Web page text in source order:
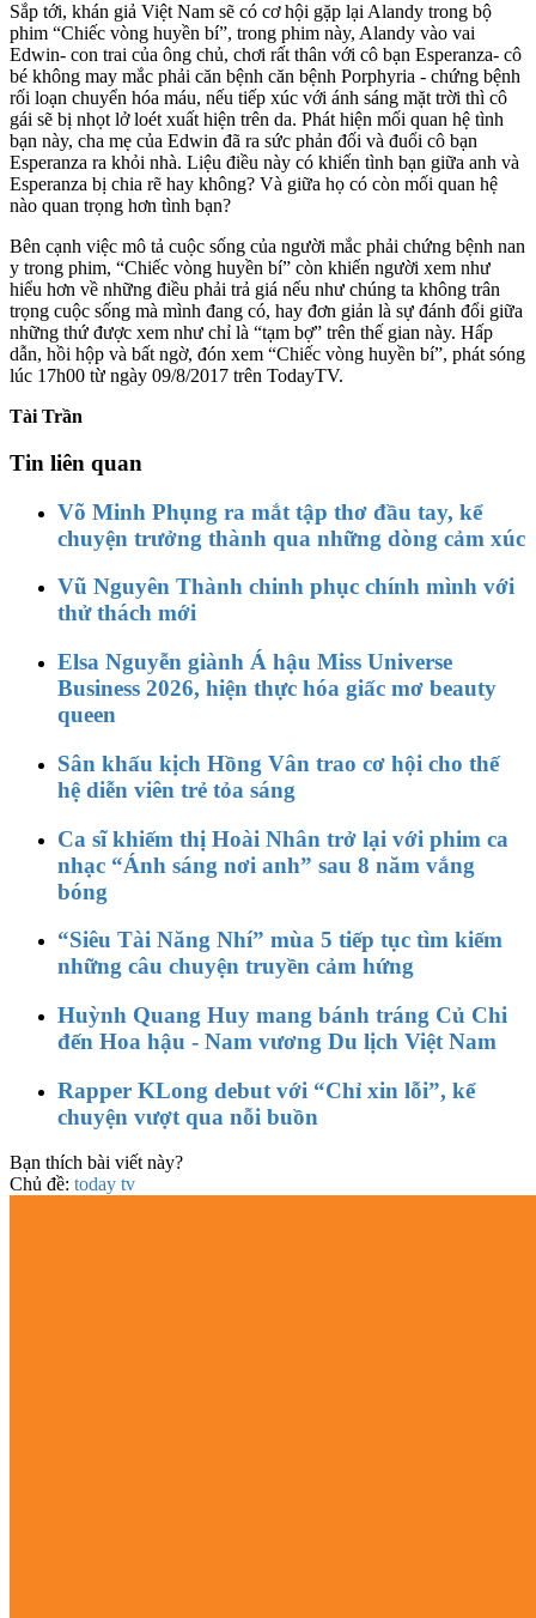
Sắp tới, khán giả Việt Nam sẽ có cơ hội gặp lại Alandy trong bộ
phim “Chiếc vòng huyền bí”, trong phim này, Alandy vào vai
Edwin- con trai của ông chủ, chơi rất thân với cô bạn Esperanza- cô
bé không may mắc phải căn bệnh căn bệnh Porphyria - chứng bệnh
rối loạn chuyển hóa máu, nếu tiếp xúc với ánh sáng mặt trời thì cô
gái sẽ bị nhọt lở loét xuất hiện trên da. Phát hiện mối quan hệ tình
bạn này, cha mẹ của Edwin đã ra sức phản đối và đuổi cô bạn
Esperanza ra khỏi nhà. Liệu điều này có khiến tình bạn giữa anh và
Esperanza bị chia rẽ hay không? Và giữa họ có còn mối quan hệ
nào quan trọng hơn tình bạn?
Bên cạnh việc mô tả cuộc sống của người mắc phải chứng bệnh nan
y trong phim, “Chiếc vòng huyền bí” còn khiến người xem như
hiểu hơn về những điều phải trả giá nếu như chúng ta không trân
trọng cuộc sống mà mình đang có, hay đơn giản là sự đánh đổi giữa
những thứ được xem như chỉ là “tạm bợ” trên thế gian này. Hấp
dẫn, hồi hộp và bất ngờ, đón xem “Chiếc vòng huyền bí”, phát sóng
lúc 17h00 từ ngày 09/8/2017 trên TodayTV.
Tài Trần
Tin liên quan
Võ Minh Phụng ra mắt tập thơ đầu tay, kể
chuyện trưởng thành qua những dòng cảm xúc
Vũ Nguyên Thành chinh phục chính mình với
thử thách mới
Elsa Nguyễn giành Á hậu Miss Universe
Business 2026, hiện thực hóa giấc mơ beauty
queen
Sân khấu kịch Hồng Vân trao cơ hội cho thế
hệ diễn viên trẻ tỏa sáng
Ca sĩ khiếm thị Hoài Nhân trở lại với phim ca
nhạc “Ánh sáng nơi anh” sau 8 năm vắng
bóng
“Siêu Tài Năng Nhí” mùa 5 tiếp tục tìm kiếm
những câu chuyện truyền cảm hứng
Huỳnh Quang Huy mang bánh tráng Củ Chi
đến Hoa hậu - Nam vương Du lịch Việt Nam
Rapper KLong debut với “Chỉ xin lỗi”, kể
chuyện vượt qua nỗi buồn
Bạn thích bài viết này?
Chủ đề: today tv